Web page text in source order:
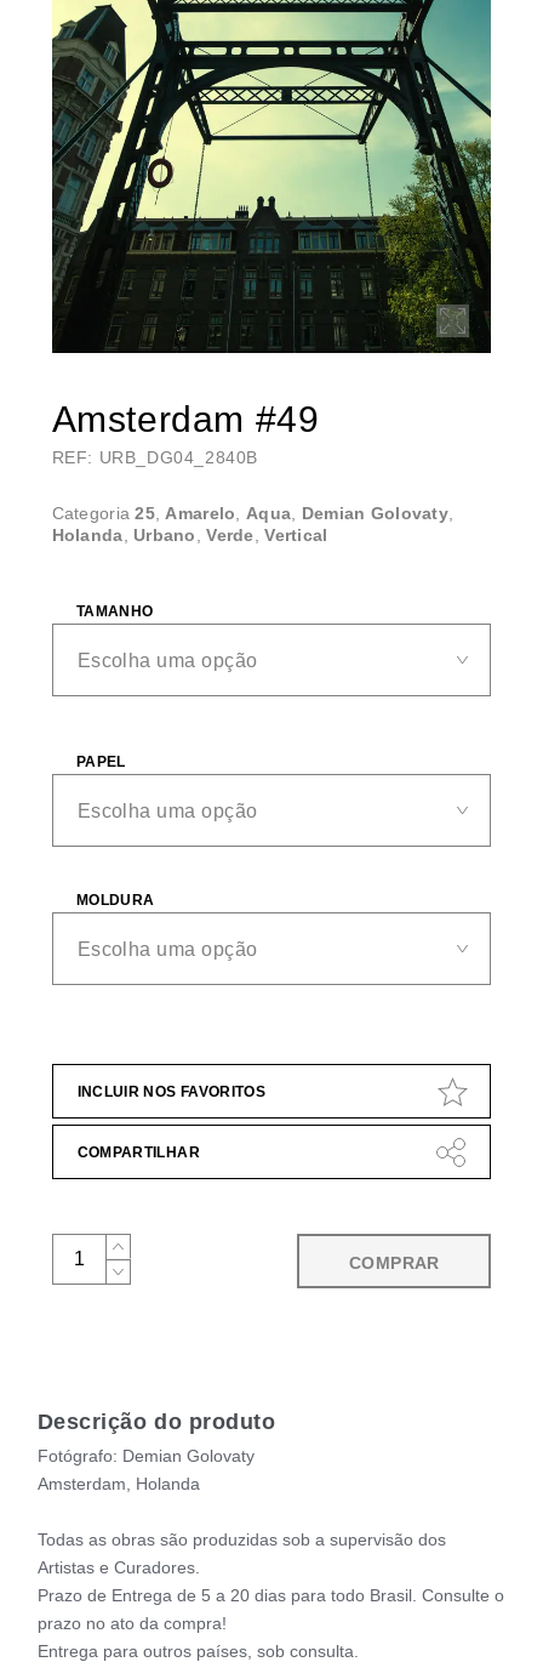
Amsterdam #49
REF: URB_DG04_2840B
Categoria25,Amarelo,Aqua, Demian Golovaty,
Holanda, Urbano,Verde,Vertical
TAMANHO
PAPEL
MOLDURA
INCLUIR NOS FAVORITOS
COMPARTILHAR
COMPRAR
Descrição do produto
Fotógrafo: Demian Golovaty
Amsterdam, Holanda
Todas as obras são produzidas sob a supervisão dos
Artistas e Curadores.
Prazo de Entrega de 5 a 20 dias para todo Brasil. Consulte o
prazo no ato da compra!
Entrega para outros países, sob consulta.